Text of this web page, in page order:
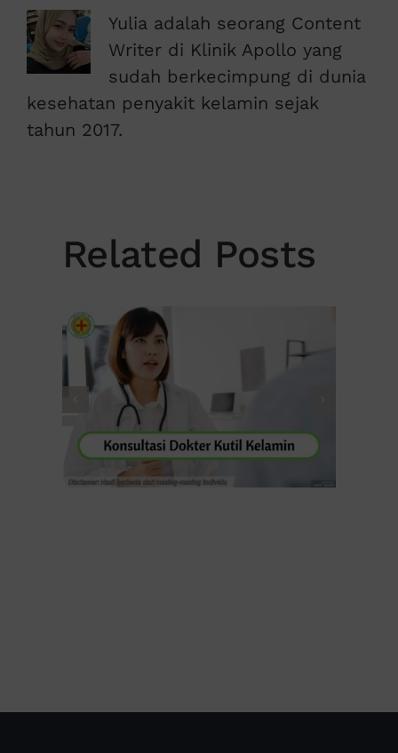
Yulia adalah seorang Content
Writer di Klinik Apollo yang
sudah berkecimpung di dunia
kesehatan penyakit kelamin sejak
tahun 2017.
Related Posts